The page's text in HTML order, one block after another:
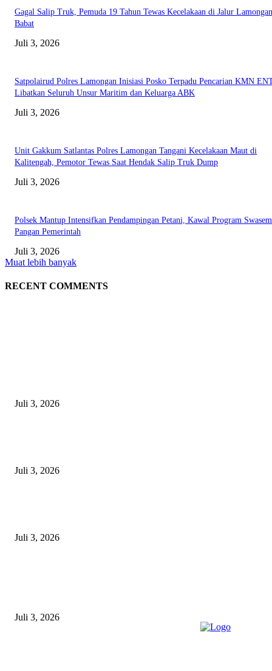
Gagal Salip Truk, Pemuda 19 Tahun Tewas Kecelakaan di Jalur
Babat
Juli 3, 2026
Satpolairud Polres Lamongan Inisiasi Posko Terpadu Pencarian KMN
Libatkan Seluruh Unsur Maritim dan Keluarga ABK
Juli 3, 2026
Unit Gakkum Satlantas Polres Lamongan Tangani Kecelakaan Maut di
Kalitengah, Pemotor Tewas Saat Hendak Salip Truk Dump
Juli 3, 2026
Polsek Mantup Intensifkan Pendampingan Petani, Kawal Program
Pangan Pemerintah
Juli 3, 2026
Muat lebih banyak
RECENT COMMENTS
Juli 3, 2026
Juli 3, 2026
Juli 3, 2026
Juli 3, 2026